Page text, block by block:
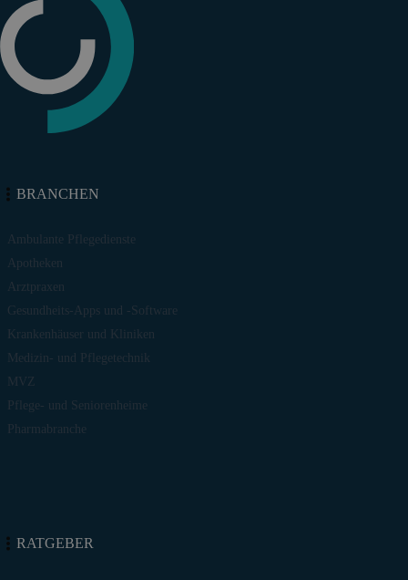
BRANCHEN
Ambulante Pflegedienste
Apotheken
Arztpraxen
Gesundheits-Apps und -Software
Krankenhäuser und Kliniken
Medizin- und Pflegetechnik
MVZ
Pflege- und Seniorenheime
Pharmabranche
RATGEBER